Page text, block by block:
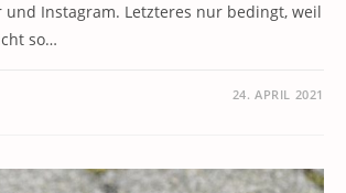
und Instagram. Letzteres nur bedingt, weil
so…
24. APRIL 2021